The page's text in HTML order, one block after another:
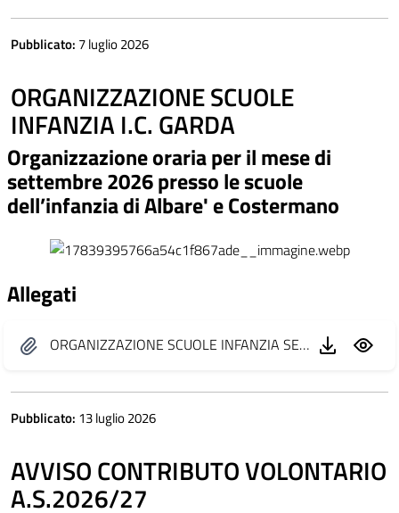
Pubblicato: 7 luglio 2026
ORGANIZZAZIONE SCUOLE
INFANZIA I.C. GARDA
Organizzazione oraria per il mese di
settembre 2026 presso le scuole
dell’infanzia di Albare' e Costermano
Allegati
ORGANIZZAZIONE SCUOLE INFANZIA SETTEMBRE 2026 con n. delibera.pdf
Pubblicato: 13 luglio 2026
AVVISO CONTRIBUTO VOLONTARIO
A.S.2026/27